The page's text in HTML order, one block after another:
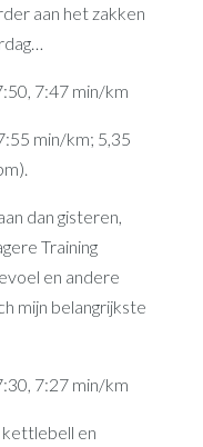
aan het zakken
7:47 min/km
min/km; 5,35
dan gisteren,
Training
en andere
mijn belangrijkste
7:27 min/km
en